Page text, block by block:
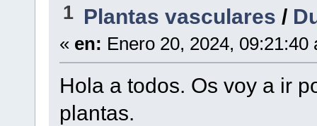
1 Plantas vasculares /
« en: Enero 20, 2024, 09:21:40
Hola a todos. Os voy a ir
plantas.